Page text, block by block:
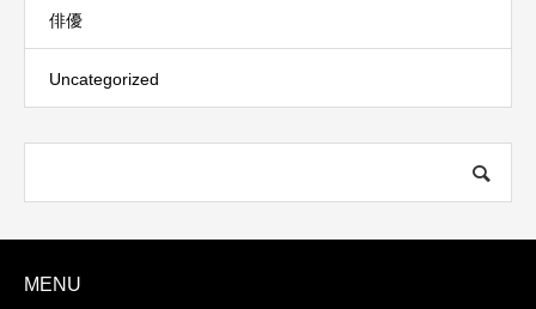
俳優
Uncategorized
MENU